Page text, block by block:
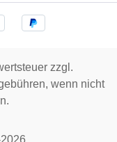
zzgl.
wenn nicht